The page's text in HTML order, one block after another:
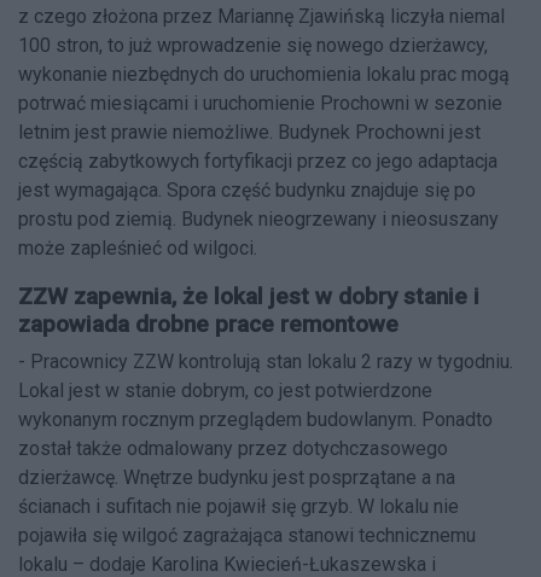
z czego złożona przez Mariannę Zjawińską liczyła niemal
100 stron, to już wprowadzenie się nowego dzierżawcy,
wykonanie niezbędnych do uruchomienia lokalu prac mogą
potrwać miesiącami i uruchomienie Prochowni w sezonie
letnim jest prawie niemożliwe. Budynek Prochowni jest
częścią zabytkowych fortyfikacji przez co jego adaptacja
jest wymagająca. Spora część budynku znajduje się po
prostu pod ziemią. Budynek nieogrzewany i nieosuszany
może zapleśnieć od wilgoci.
ZZW zapewnia, że lokal jest w dobry stanie i
zapowiada drobne prace remontowe
- Pracownicy ZZW kontrolują stan lokalu 2 razy w tygodniu.
Lokal jest w stanie dobrym, co jest potwierdzone
wykonanym rocznym przeglądem budowlanym. Ponadto
został także odmalowany przez dotychczasowego
dzierżawcę. Wnętrze budynku jest posprzątane a na
ścianach i sufitach nie pojawił się grzyb. W lokalu nie
pojawiła się wilgoć zagrażająca stanowi technicznemu
lokalu – dodaje Karolina Kwiecień-Łukaszewska i